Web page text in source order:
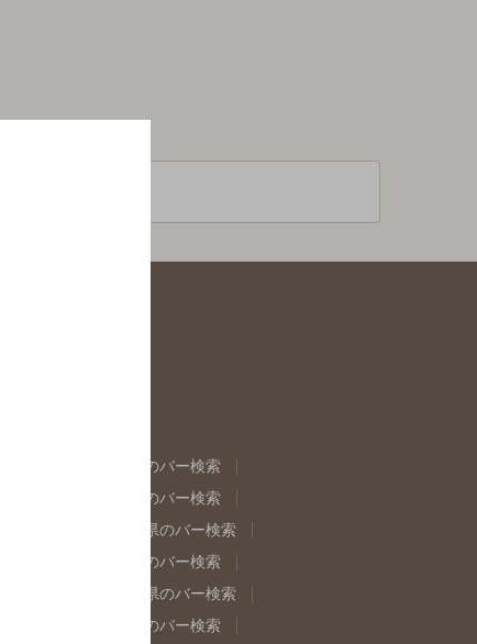
福島県のバー検索
東京都のバー検索
岐阜県のバー検索
奈良県のバー検索
島根県のバー検索
佐賀県のバー検索